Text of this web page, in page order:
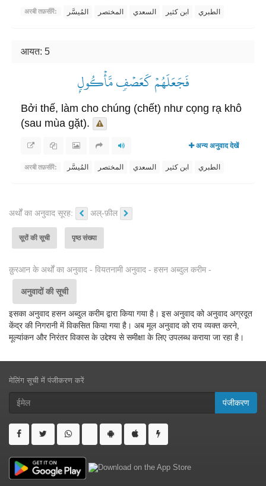
अरबी तफ़सीरें: المُيسَّر المختصر السعدي ابن كثير الطبري
आयत: 5
فَجَعَلَهُمۡ كَعَصۡفٖ مَّأۡكُولِۭ
Bởi thế, làm cho chúng (chết) như cọng rạ khô
(sau mùa gặt).
अन्य अनुवाद देखें
अरबी तफ़सीरें: المُيسَّر المختصر السعدي ابن كثير الطبري
अर्थों का अनुवाद सूरह: अल्-फ़ील
सूरों की सूची पृष्ठ संख्या
क़ुरआन के अर्थों का अनुवाद - वियतनामी अनुवाद - हसन अब्दुल करीम -
अनुवादों की सूची
इसका अनुवाद हसन अब्दुल करीम द्वारा किया गया है। इस अनुवाद को अनुवाद अग्रदूत
केंद्र की निगरानी में विकसित किया गया है। अब मूल अनुवाद को राय व्यक्त करने,
मूल्यांकन और निरंतर विकास के उद्देश्य से समीक्षा के लिए उपलब्ध कराया जा रहा है।
मेलिंग सूची में पंजीकरण करें
पंजीकरण